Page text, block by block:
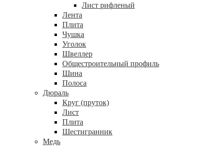
Лист рифленый
Лента
Плита
Чушка
Уголок
Швеллер
Общестроительный профиль
Шина
Полоса
Дюраль
Круг (пруток)
Лист
Плита
Шестигранник
Медь